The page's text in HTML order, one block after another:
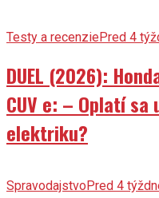
Testy a recenziePred 4
DUEL (2026):
CUV e: – Oplatí
elektriku?
SpravodajstvoPred 4